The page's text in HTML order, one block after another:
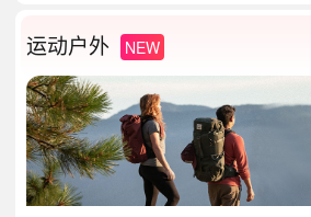
运动户外 NEW